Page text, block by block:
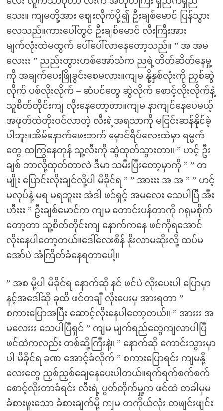
သေး။ ကျမတို့အား ဈေးလိုက်ပို့၍ ဦးချစ်မောင် ပြန်သွား
လေသည်။ကားပေါ်တွင် ဦးချစ်မောင် လီးကြီးအား
မျက်လုံးထဲမထွက် ပေါ်ပေါ်လာနေတော့သည်။ ” အ အမ
လေးးး ” ညည်းတွားဟစ်အော်သံက ညရဲ့တိတ်ဆိတ်နေမှု့
ကို အချက်ပေးဖြိုခွင်းစေမလား။ကျမ နို့နှစ်လုံးကို ညှစ်ဆွဲ
လိုက် ပစ်လိုးလိုက် – ဆံပင်တွေ ဆွဲလိုက် စောင့်လိုးလိုက်နဲ့
သူစိတ်တိုင်းကျ လိုးနေတော့တာ။ကျမ နာကျင်နေပေမယ့်
အဖုတ်ထဲတိုးဝင်လာတဲ့ လီးရဲ့အရသာကို မငြင်းဆန်နိုင်ခဲ့
ပါဘူး။အိမ်နောက်ဖေးဘက် မှောင်ရိပ်လေးထဲမှာ ရမ္မက်
တွေ ထကြွနေတုန် သူ့လီးကို ဆွဲထုတ်သွားတာ။ ” ဟင့် ဦး
ချစ် ဘာလို့ထုတ်တာလဲ ဒီမာ သမီးပြီးတော့မှာကို ” ” တ
မျိုး ပြောင်းလိုးချင်လို့ပါ မိခိုင်ရ ” ” အားးး အ အ ” ” ဟင့်
မလုပ်နဲ့ မရ မရဘူးးး အဲဒါ ဖင်ရှင့် အမလေး သေပါပြီ အီး
ဟီးးး ” ဦးချစ်မောင်က ကျမ တောင်းပန်တာကို ဂရုမစိုက်
တော့တာ သူ့စိတ်တိုင်းကျ နောက်ကနေ ဖင်ကိုရအောင်
လိုးနေပါတော့တယ်။ဒေါ်လေးစိန် နိုးလာမဆိုးလို့ ထပ်မ
အော်ပဲ အံကြိတ်ခံနေရတာပေါ့။
” အစ မို့ပါ မိခိုင်ရ နောက်ဆို နင် ဖင်ပဲ လိုးပေးပါ ပြောမှာ
နင့်အဒေါ်ဆို ခုထိ ဖင်တချီ လိုးပေးမှ အားရတာ ”
စကားပြောအပြီး ဆောင့်လိုးနေပါတော့တယ်။ ” အားးး အ
မလေးးး သေပါပြီရှင် ” ကျမ မျက်ရည်တွေကျလာပါပြီ
ဖင်ထဲကလည်း တစ်ဆို့ကြီးနဲ့။ ” နောက်ဆို ကောင်းသွားမှာ
ပါ မိခိုင်ရ ခဏ အောင့်ခံလိုက် ” စကားပြောရင်း ကျမနို့
လေးတွေ ညှစ်ညှစ်ချေနေပေးပါတယ်။ရက်ရက်စက်စက်
စောင့်လိုးတာခံရင်း လီးရဲ့ ပွတ်တိုက်မှု့က ဖင်ထဲ တခါမှမ
ခံစားဖူးသော ခံစားချက်မို့ ကျမ တကိုယ်လုံး တဖျင်းဖျင်း